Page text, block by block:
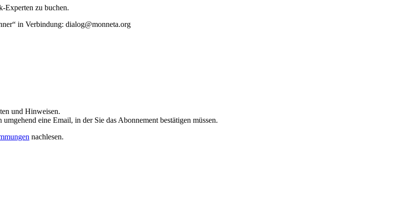
Experten zu buchen.
in Verbindung: dialog@monneta.org
und Hinweisen.
eine Email, in der Sie das Abonnement bestätigen müssen.
nachlesen.